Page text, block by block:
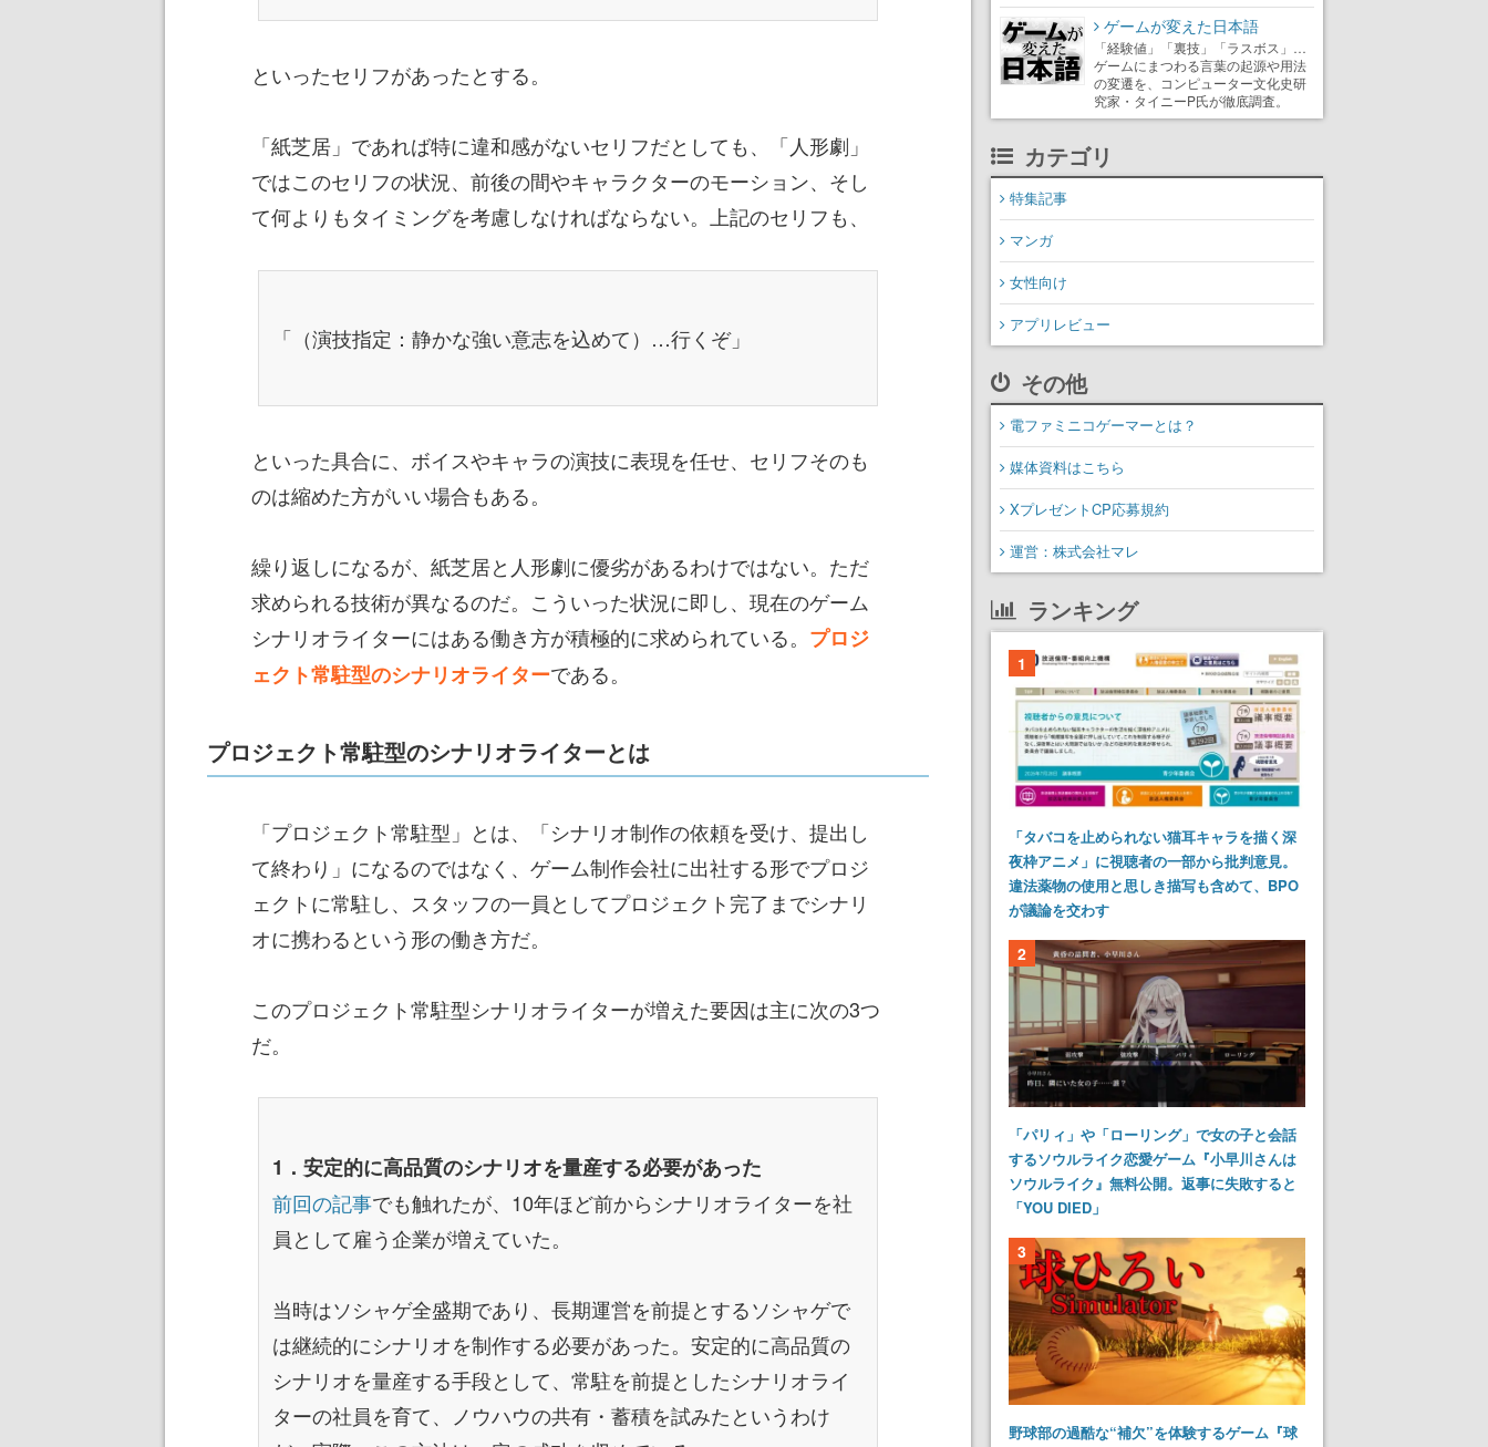
といったセリフがあったとする。
「紙芝居」であれば特に違和感がないセリフだとしても、「人形劇」
ではこのセリフの状況、前後の間やキャラクターのモーション、そし
て何よりもタイミングを考慮しなければならない。上記のセリフも、
「（演技指定：静かな強い意志を込めて）…行くぞ」
といった具合に、ボイスやキャラの演技に表現を任せ、セリフそのも
のは縮めた方がいい場合もある。
繰り返しになるが、紙芝居と人形劇に優劣があるわけではない。ただ
求められる技術が異なるのだ。こういった状況に即し、現在のゲーム
シナリオライターにはある働き方が積極的に求められている。 プロジ
ェクト常駐型のシナリオライターである。
プロジェクト常駐型のシナリオライターとは
「プロジェクト常駐型」とは、「シナリオ制作の依頼を受け、提出し
て終わり」になるのではなく、ゲーム制作会社に出社する形でプロジ
ェクトに常駐し、スタッフの一員としてプロジェクト完了までシナリ
オに携わるという形の働き方だ。
このプロジェクト常駐型シナリオライターが増えた要因は主に次の3つ
だ。
1．安定的に高品質のシナリオを量産する必要があった
前回の記事でも触れたが、10年ほど前からシナリオライターを社
員として雇う企業が増えていた。
当時はソシャゲ全盛期であり、長期運営を前提とするソシャゲで
は継続的にシナリオを制作する必要があった。安定的に高品質の
シナリオを量産する手段として、常駐を前提としたシナリオライ
ターの社員を育て、ノウハウの共有・蓄積を試みたというわけ
ゲームが変えた日本語
「経験値」「裏技」「ラスボス」…
ゲームにまつわる言葉の起源や用法
の変遷を、コンピューター文化史研
究家・タイニーP氏が徹底調査。
カテゴリ
特集記事
マンガ
女性向け
アプリレビュー
その他
電ファミニコゲーマーとは？
媒体資料はこちら
XプレゼントCP応募規約
運営：株式会社マレ
ランキング
1
「タバコを止められない猫耳キャラを描く深
夜枠アニメ」に視聴者の一部から批判意見。
違法薬物の使用と思しき描写も含めて、BPO
が議論を交わす
2
「パリィ」や「ローリング」で女の子と会話
するソウルライク恋愛ゲーム『小早川さんは
ソウルライク』無料公開。返事に失敗すると
「YOU DIED」
3
野球部の過酷な“補欠”を体験するゲーム『球